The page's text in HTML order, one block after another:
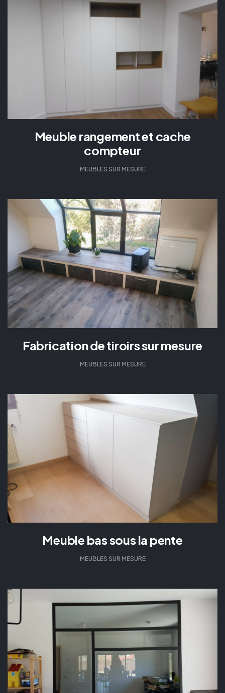
Meuble rangement et cache
compteur
MEUBLES SUR MESURE
Fabrication de tiroirs sur mesure
MEUBLES SUR MESURE
Meuble bas sous la pente
MEUBLES SUR MESURE